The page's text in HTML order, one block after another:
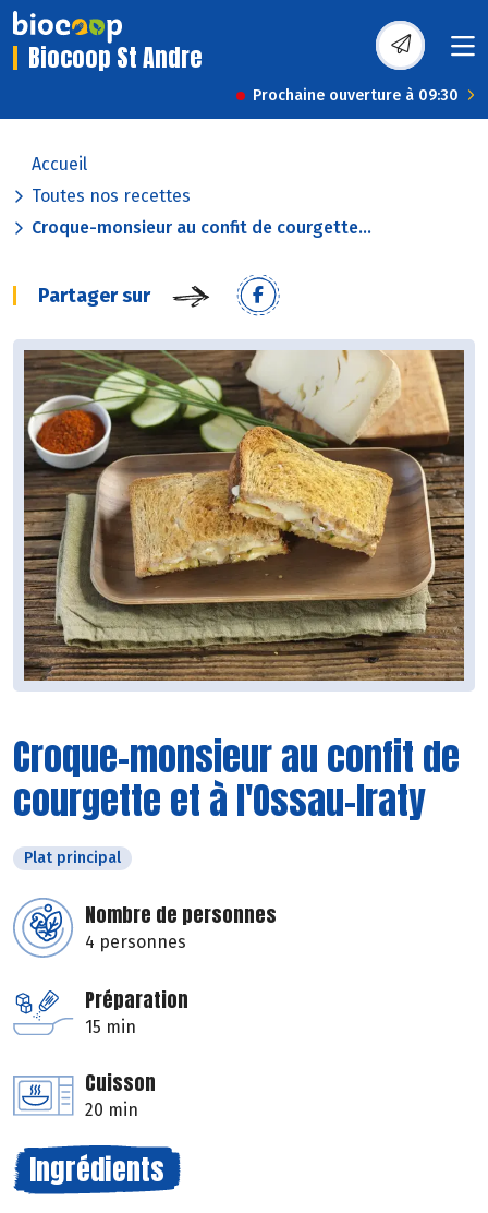
Biocoop St Andre
Prochaine ouverture à 09:30
Accueil
Toutes nos recettes
Croque-monsieur au confit de courgette...
Partager sur
Croque-monsieur au confit de
courgette et à l'Ossau-Iraty
Plat principal
Nombre de personnes
4 personnes
Préparation
15 min
Cuisson
20 min
Ingrédients